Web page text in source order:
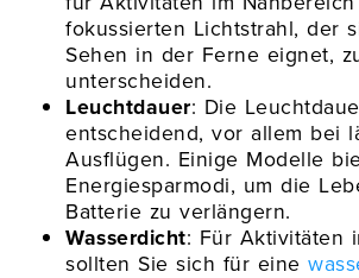
fokussierten Lichtstrahl, der
Sehen in der Ferne eignet,
unterscheiden.
Leuchtdauer: Die
entscheidend, vor allem bei
Ausflügen. Einige Modelle
Energiesparmodi, um die
Batterie zu verlängern.
Wasserdicht: Für Aktivitäten
sollten Sie sich für eine